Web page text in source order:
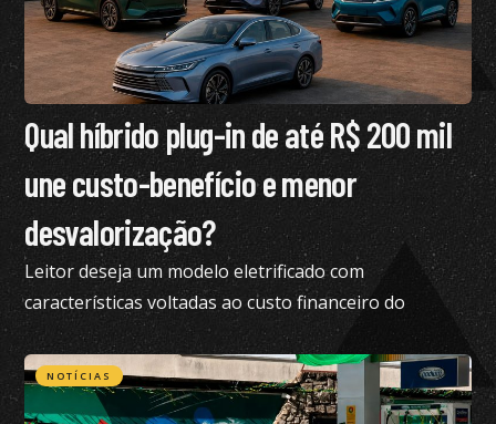
Qual híbrido plug-in de até R$ 200 mil
une custo-benefício e menor
desvalorização?
Leitor deseja um modelo eletrificado com
características voltadas ao custo financeiro do
produto e pediu nossa análise completa
NOTÍCIAS